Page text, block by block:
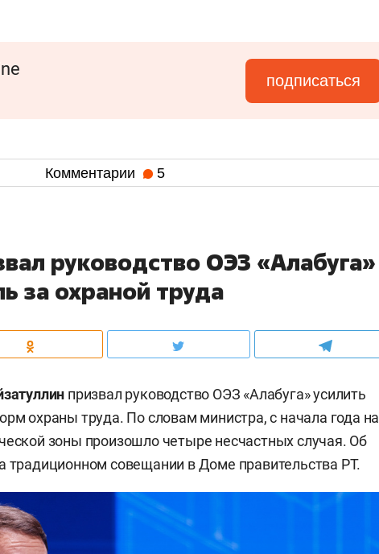
подписаться
Комментарии 5
руководство ОЭЗ «Алабуга»
за охраной труда
призвал руководство ОЭЗ «Алабуга» усилить
охраны труда. По словам министра, с начала года на
зоны произошло четыре несчастных случая. Об
традиционном совещании в Доме правительства РТ.